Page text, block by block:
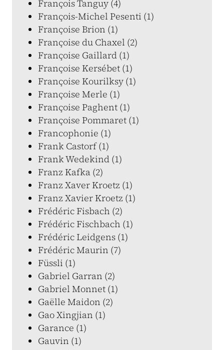
François Tanguy (4)
François-Michel Pesenti (1)
Françoise Brion (1)
Françoise du Chaxel (2)
Françoise Gaillard (1)
Françoise Kersébet (1)
Françoise Kourilksy (1)
Françoise Merle (1)
Françoise Paghent (1)
Françoise Pommaret (1)
Francophonie (1)
Frank Castorf (1)
Frank Wedekind (1)
Franz Kafka (2)
Franz Xaver Kroetz (1)
Franz Xavier Kroetz (1)
Frédéric Fisbach (2)
Frédéric Fischbach (1)
Frédéric Leidgens (1)
Frédéric Maurin (7)
Füssli (1)
Gabriel Garran (2)
Gabriel Monnet (1)
Gaëlle Maidon (2)
Gao Xingjian (1)
Garance (1)
Gauvin (1)